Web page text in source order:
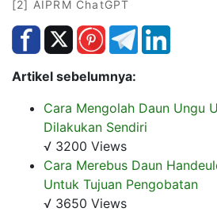
[2] AIPRM ChatGPT
Artikel sebelumnya:
Cara Mengolah Daun Ungu
Dilakukan Sendiri
√ 3200 Views
Cara Merebus Daun
Untuk Tujuan Pengobatan
√ 3650 Views